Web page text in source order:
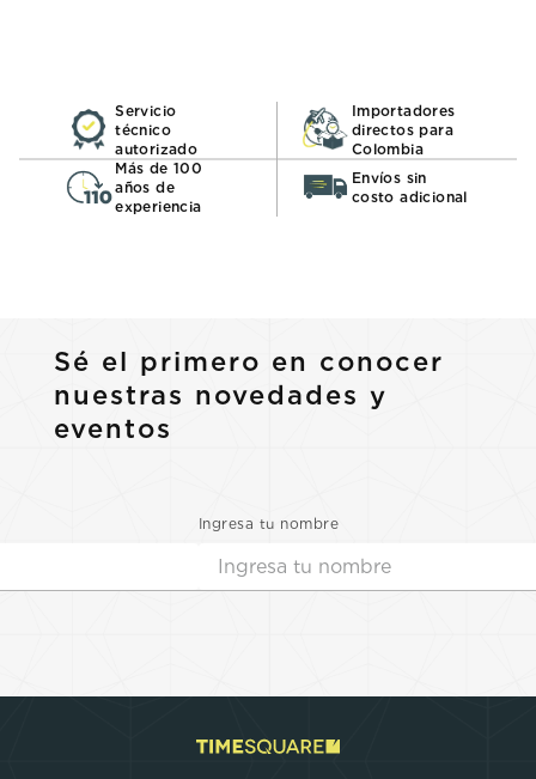
Servicio
técnico
autorizado
Importadores
directos para
Colombia
Más de 100
años de
experiencia
Envíos sin
costo adicional
Sé el primero en conocer
nuestras novedades y
eventos
Ingresa tu nombre